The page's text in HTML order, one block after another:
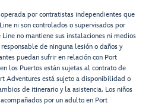
por contratistas independientes que
ni son controlados o supervisados por
no mantiene sus instalaciones ni medios
de ninguna lesión o daños y
puedan sufrir en relación con Port
los Puertos están sujetas al contrato de
Adventures está sujeto a disponibilidad o
de itinerario y la asistencia. Los niños
por un adulto en Port